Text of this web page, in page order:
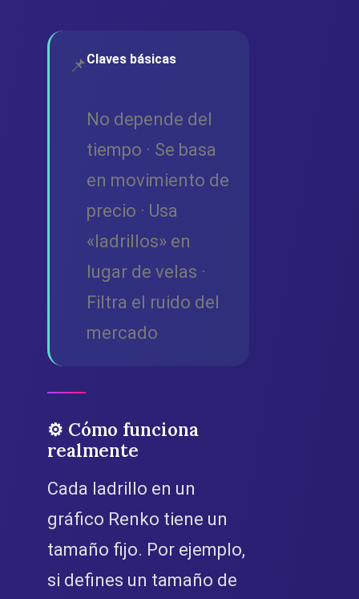
📌Claves básicas
No depende del
tiempo · Se basa
en movimiento de
precio · Usa
«ladrillos» en
lugar de velas ·
Filtra el ruido del
mercado
⚙️ Cómo funciona
realmente
Cada ladrillo en un
gráfico Renko tiene un
tamaño fijo. Por ejemplo,
si defines un tamaño de